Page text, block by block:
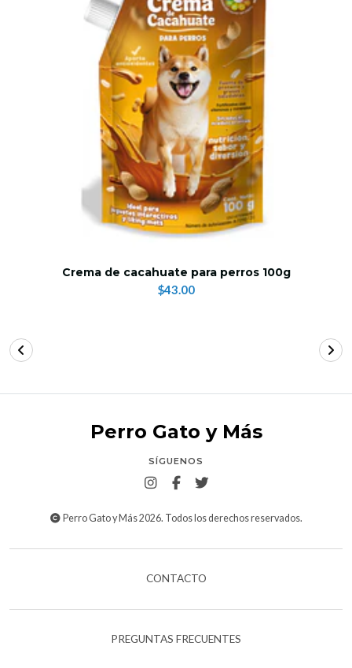
Crema de cacahuate para perros 100g
$43.00
Perro Gato y Más
SÍGUENOS
Perro Gato y Más 2026. Todos los derechos reservados.
CONTACTO
PREGUNTAS FRECUENTES